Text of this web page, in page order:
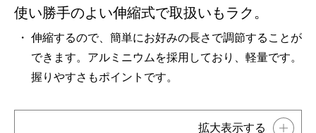
使い勝手のよい伸縮式で取扱いもラク。
伸縮するので、簡単にお好みの長さで調節することが
できます。アルミニウムを採用しており、軽量です。
握りやすさもポイントです。